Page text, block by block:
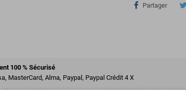
Partager
100 % Sécurisé
MasterCard, Alma, Paypal, Paypal Crédit 4 X